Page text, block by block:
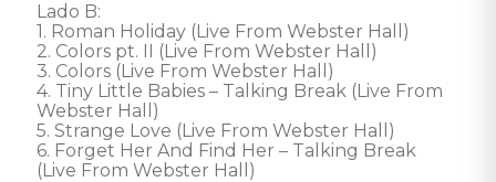
Lado B:
1. Roman Holiday (Live From Webster Hall)
2. Colors pt. II (Live From Webster Hall)
3. Colors (Live From Webster Hall)
4. Tiny Little Babies – Talking Break (Live From
Webster Hall)
5. Strange Love (Live From Webster Hall)
6. Forget Her And Find Her – Talking Break
(Live From Webster Hall)